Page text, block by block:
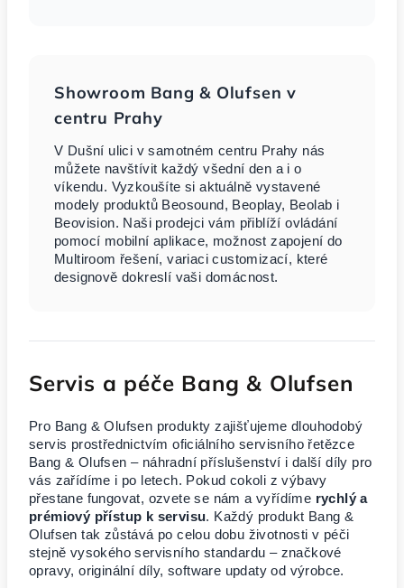
Showroom Bang & Olufsen v
centru Prahy
V Dušní ulici v samotném centru Prahy nás
můžete navštívit každý všední den a i o
víkendu. Vyzkoušíte si aktuálně vystavené
modely produktů Beosound, Beoplay, Beolab i
Beovision. Naši prodejci vám přiblíží ovládání
pomocí mobilní aplikace, možnost zapojení do
Multiroom řešení, variaci customizací, které
designově dokreslí vaši domácnost.
Servis a péče Bang & Olufsen
Pro Bang & Olufsen produkty zajišťujeme dlouhodobý
servis prostřednictvím oficiálního servisního řetězce
Bang & Olufsen – náhradní příslušenství i další díly pro
vás zařídíme i po letech. Pokud cokoli z výbavy
přestane fungovat, ozvete se nám a vyřídíme rychlý a
prémiový přístup k servisu. Každý produkt Bang &
Olufsen tak zůstává po celou dobu životnosti v péči
stejně vysokého servisního standardu – značkové
opravy, originální díly, software updaty od výrobce.